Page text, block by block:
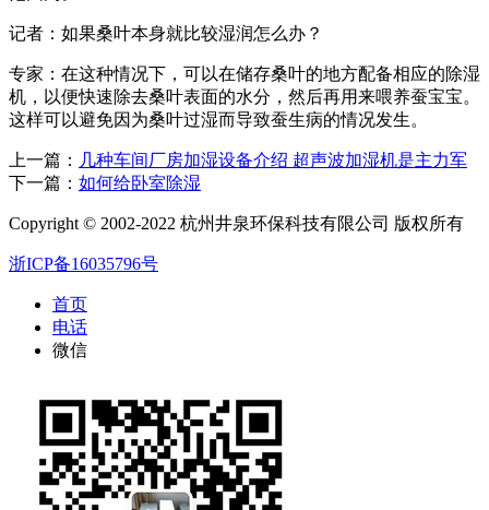
记者：如果桑叶本身就比较湿润怎么办？
专家：在这种情况下，可以在储存桑叶的地方配备相应的除湿
机，以便快速除去桑叶表面的水分，然后再用来喂养蚕宝宝。
这样可以避免因为桑叶过湿而导致蚕生病的情况发生。
上一篇： 几种车间厂房加湿设备介绍 超声波加湿机是主力军
下一篇： 如何给卧室除湿
Copyright © 2002-2022 杭州井泉环保科技有限公司 版权所有
浙ICP备16035796号
首页
电话
微信